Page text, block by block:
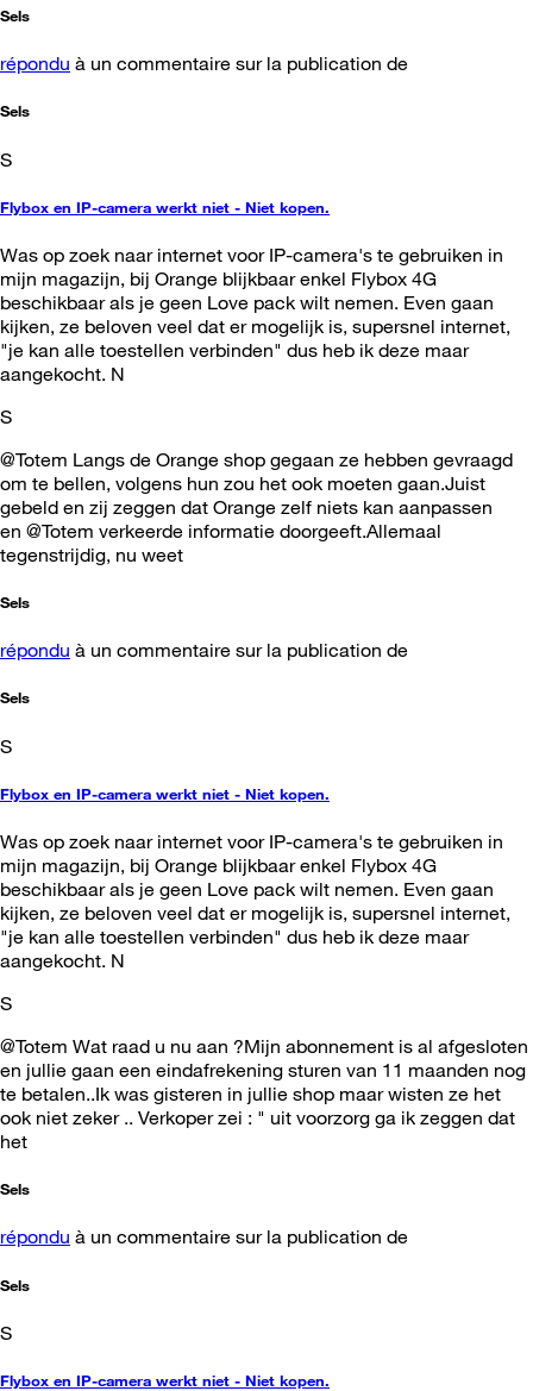
Sels
répondu à un commentaire sur la publication de
Sels
S
Flybox en IP-camera werkt niet - Niet kopen.
Was op zoek naar internet voor IP-camera's te gebruiken in
mijn magazijn, bij Orange blijkbaar enkel Flybox 4G
beschikbaar als je geen Love pack wilt nemen. Even gaan
kijken, ze beloven veel dat er mogelijk is, supersnel internet,
"je kan alle toestellen verbinden" dus heb ik deze maar
aangekocht. N
S
@Totem Langs de Orange shop gegaan ze hebben gevraagd
om te bellen, volgens hun zou het ook moeten gaan.Juist
gebeld en zij zeggen dat Orange zelf niets kan aanpassen
en @Totem verkeerde informatie doorgeeft.Allemaal
tegenstrijdig, nu weet
Sels
répondu à un commentaire sur la publication de
Sels
S
Flybox en IP-camera werkt niet - Niet kopen.
Was op zoek naar internet voor IP-camera's te gebruiken in
mijn magazijn, bij Orange blijkbaar enkel Flybox 4G
beschikbaar als je geen Love pack wilt nemen. Even gaan
kijken, ze beloven veel dat er mogelijk is, supersnel internet,
"je kan alle toestellen verbinden" dus heb ik deze maar
aangekocht. N
S
@Totem Wat raad u nu aan ?Mijn abonnement is al afgesloten
en jullie gaan een eindafrekening sturen van 11 maanden nog
te betalen..Ik was gisteren in jullie shop maar wisten ze het
ook niet zeker .. Verkoper zei : " uit voorzorg ga ik zeggen dat
het
Sels
répondu à un commentaire sur la publication de
Sels
S
Flybox en IP-camera werkt niet - Niet kopen.